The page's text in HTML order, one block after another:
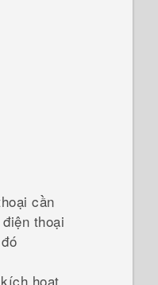
cần
thoại
hoạt